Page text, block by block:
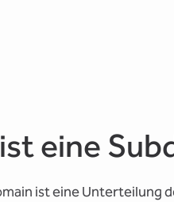
eine
ist eine Unterteilung